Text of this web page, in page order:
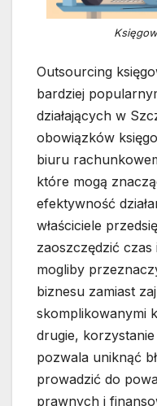
Outsourcing
bardziej
działających w
obowiązków
biuru
które mogą
efektywność
właściciele
zaoszczędzić
mogliby
biznesu zamiast
skomplikowanymi
drugie,
pozwala uniknąć
prowadzić do
prawnych i